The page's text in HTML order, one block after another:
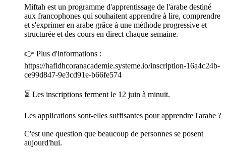
Miftah est un programme d'apprentissage de l'arabe destiné
aux francophones qui souhaitent apprendre à lire, comprendre
et s'exprimer en arabe grâce à une méthode progressive et
structurée et des cours en direct chaque semaine.
👉 Plus d'informations :
https://hafidhcoranacademie.systeme.io/inscription-16a4c24b-
ce99d847-9e3cd91e-b66fe574
⏳ Les inscriptions ferment le 12 juin à minuit.
Les applications sont-elles suffisantes pour apprendre l'arabe ?
C'est une question que beaucoup de personnes se posent
aujourd'hui.